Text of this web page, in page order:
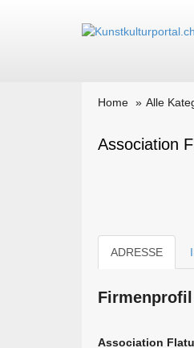
Home Alle
Association
ADRESSE
Association